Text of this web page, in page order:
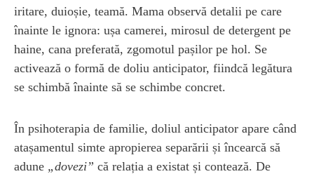
iritare, duioșie, teamă. Mama observă detalii pe care
înainte le ignora: ușa camerei, mirosul de detergent pe
haine, cana preferată, zgomotul pașilor pe hol. Se
activează o formă de doliu anticipator, fiindcă legătura
se schimbă înainte să se schimbe concret.
În psihoterapia de familie, doliul anticipator apare când
atașamentul simte apropierea separării și încearcă să
adune „dovezi” că relația a existat și contează. De